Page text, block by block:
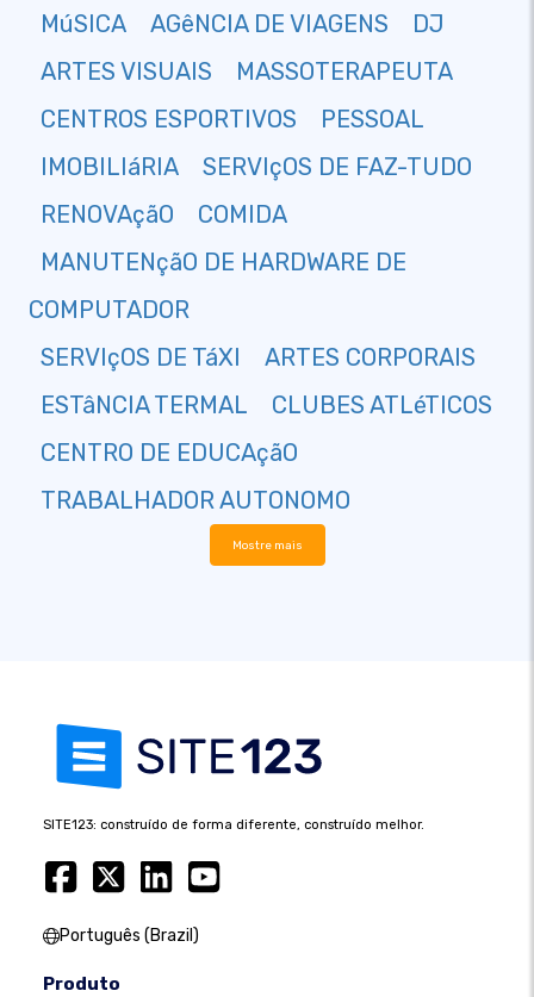
MúSICA
AGêNCIA DE VIAGENS
DJ
ARTES VISUAIS
MASSOTERAPEUTA
CENTROS ESPORTIVOS
PESSOAL
IMOBILIáRIA
SERVIçOS DE FAZ-TUDO
RENOVAçãO
COMIDA
MANUTENçãO DE HARDWARE DE
COMPUTADOR
SERVIçOS DE TáXI
ARTES CORPORAIS
ESTâNCIA TERMAL
CLUBES ATLéTICOS
CENTRO DE EDUCAçãO
TRABALHADOR AUTONOMO
Mostre mais
SITE123: construído de forma diferente, construído melhor.
Português (Brazil)
Produto